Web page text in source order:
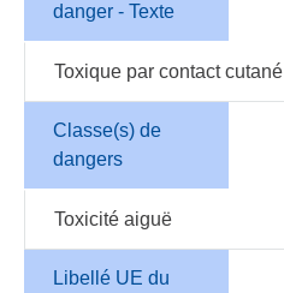
danger - Texte
Toxique par contact cutané
Classe(s) de
dangers
Toxicité aiguë
Libellé UE du